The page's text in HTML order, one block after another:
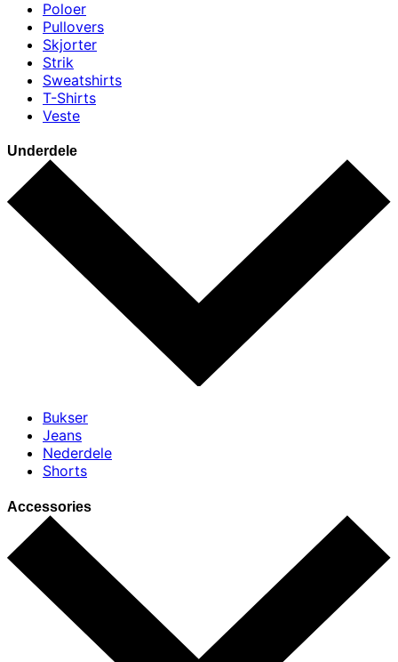
Poloer
Pullovers
Skjorter
Strik
Sweatshirts
T-Shirts
Veste
Underdele
Bukser
Jeans
Nederdele
Shorts
Accessories